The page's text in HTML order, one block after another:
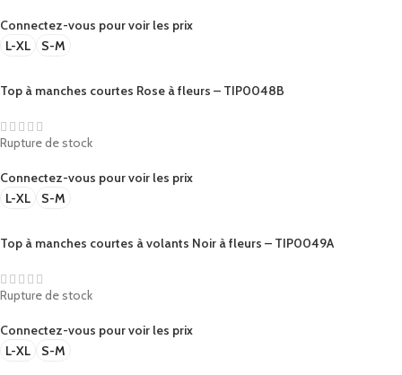
Connectez-vous pour voir les prix
L-XL
S-M
Top à manches courtes Rose à fleurs – TIP0048B
Rupture de stock
Connectez-vous pour voir les prix
L-XL
S-M
Top à manches courtes à volants Noir à fleurs – TIP0049A
Rupture de stock
Connectez-vous pour voir les prix
L-XL
S-M